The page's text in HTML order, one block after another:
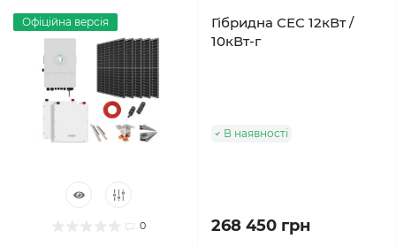
Офіційна версія
0
Гібридна СЕС 12кВт /
10кВт-г
В наявності
268 450 грн